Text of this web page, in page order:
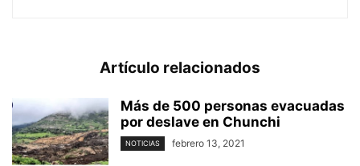
Artículo relacionados
Más de 500 personas evacuadas
por deslave en Chunchi
NOTICIAS febrero 13, 2021